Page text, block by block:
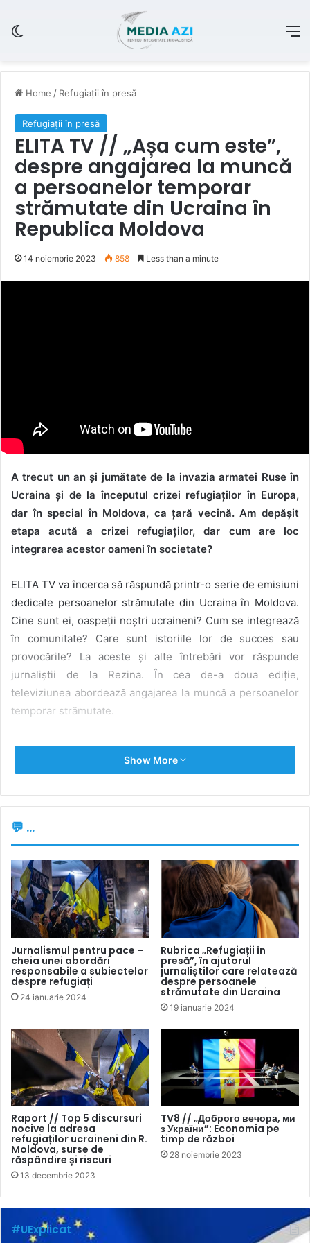
Home / Refugiații în presă
Refugiații în presă
ELITA TV // „Așa cum este”,
despre angajarea la muncă
a persoanelor temporar
strămutate din Ucraina în
Republica Moldova
14 noiembrie 2023 858 Less than a minute
A trecut un an și jumătate de la invazia armatei Ruse în
Ucraina și de la începutul crizei refugiaților în Europa,
dar în special în Moldova, ca țară vecină. Am depășit
etapa acută a crizei refugiaților, dar cum are loc
integrarea acestor oameni în societate?
ELITA TV va încerca să răspundă printr-o serie de emisiuni
dedicate persoanelor strămutate din Ucraina în Moldova.
Cine sunt ei, oaspeții noștri ucraineni? Cum se integrează
în comunitate? Care sunt istoriile lor de succes sau
provocările? La aceste și alte întrebări vor răspunde
jurnaliștii de la Rezina. În cea de-a doua ediție,
televiziunea abordează angajarea la muncă a persoanelor
temporar strămutate.
refugiati ucraina
Show More
💬 ...
Jurnalismul pentru pace –
cheia unei abordări
responsabile a subiectelor
despre refugiați
24 ianuarie 2024
Rubrica „Refugiații în
presă”, în ajutorul
jurnaliștilor care relatează
despre persoanele
strămutate din Ucraina
19 ianuarie 2024
Raport // Top 5 discursuri
nocive la adresa
refugiaților ucraineni din R.
Moldova, surse de
răspândire și riscuri
13 decembrie 2023
TV8 // „Доброго вечора, ми
з України”: Economia pe
timp de război
28 noiembrie 2023
#UExplicat